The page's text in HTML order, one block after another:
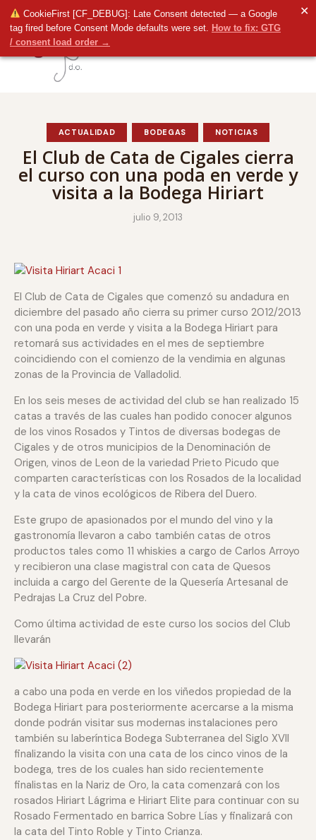
CookieFirst [CF_DEBUG]: Late Consent detected — a Google
tag fired before Consent Mode defaults were set. How to fix: GTG
/ consent load order →
✕
ACTUALIDAD BODEGAS NOTICIAS
El Club de Cata de Cigales cierra
el curso con una poda en verde y
visita a la Bodega Hiriart
julio 9, 2013
El Club de Cata de Cigales que comenzó su andadura en
diciembre del pasado año cierra su primer curso 2012/2013
con una poda en verde y visita a la Bodega Hiriart para
retomará sus actividades en el mes de septiembre
coincidiendo con el comienzo de la vendimia en algunas
zonas de la Provincia de Valladolid.
En los seis meses de actividad del club se han realizado 15
catas a través de las cuales han podido conocer algunos
de los vinos Rosados y Tintos de diversas bodegas de
Cigales y de otros municipios de la Denominación de
Origen, vinos de Leon de la variedad Prieto Picudo que
comparten características con los Rosados de la localidad
y la cata de vinos ecológicos de Ribera del Duero.
Este grupo de apasionados por el mundo del vino y la
gastronomía llevaron a cabo también catas de otros
productos tales como 11 whiskies a cargo de Carlos Arroyo
y recibieron una clase magistral con cata de Quesos
incluida a cargo del Gerente de la Quesería Artesanal de
Pedrajas La Cruz del Pobre.
Como última actividad de este curso los socios del Club
llevarán
a cabo una poda en verde en los viñedos propiedad de la
Bodega Hiriart para posteriormente acercarse a la misma
donde podrán visitar sus modernas instalaciones pero
también su laberíntica Bodega Subterranea del Siglo XVII
finalizando la visita con una cata de los cinco vinos de la
bodega, tres de los cuales han sido recientemente
finalistas en la Nariz de Oro, la cata comenzará con los
rosados Hiriart Lágrima e Hiriart Elite para continuar con su
Rosado Fermentado en barrica Sobre Lías y finalizará con
la cata del Tinto Roble y Tinto Crianza.